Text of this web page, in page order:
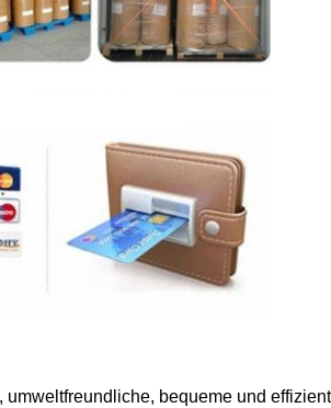
bequeme und